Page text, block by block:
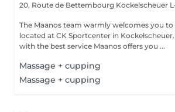
20, Route de Bettembourg Kockelscheuer
The Maanos team warmly welcomes you
located at CK Sportcenter in
with the best service Maanos offers you ...
Massage + cupping
Massage + cupping